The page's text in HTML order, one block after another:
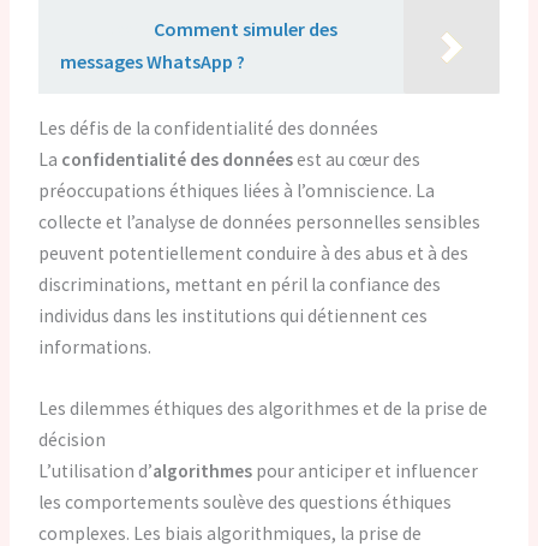
Comment simuler des
messages WhatsApp ?
Les défis de la confidentialité des données
La confidentialité des donnéesest au cœur des
préoccupations éthiques liées à l’omniscience. La
collecte et l’analyse de données personnelles sensibles
peuvent potentiellement conduire à des abus et à des
discriminations, mettant en péril la confiance des
individus dans les institutions qui détiennent ces
informations.
Les dilemmes éthiques des algorithmes et de la prise de
décision
L’utilisation d’algorithmes pour anticiper et influencer
les comportements soulève des questions éthiques
complexes. Les biais algorithmiques, la prise de